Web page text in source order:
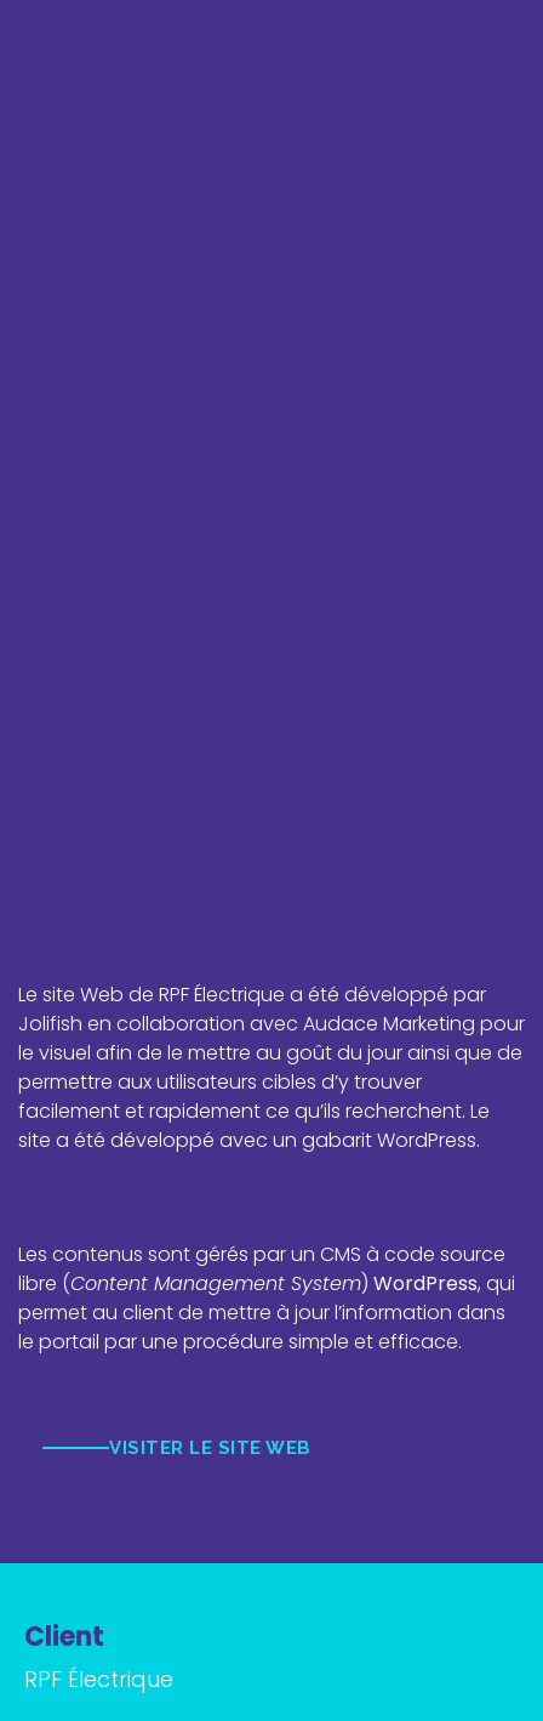
RPF Électrique
Refonte du site Web
Le site Web de RPF Électrique a été développé par
Jolifish en collaboration avec Audace Marketing pour
le visuel afin de le mettre au goût du jour ainsi que de
permettre aux utilisateurs cibles d’y trouver
facilement et rapidement ce qu’ils recherchent. Le
site a été développé avec un gabarit WordPress.
Les contenus sont gérés par un CMS à code source
libre (Content Management System) WordPress, qui
permet au client de mettre à jour l’information dans
le portail par une procédure simple et efficace.
VISITER LE SITE WEB
Client
RPF Électrique